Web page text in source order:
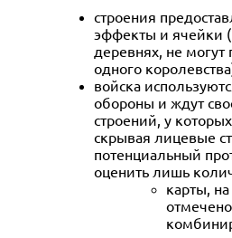
строения
эффекты и ячейки
деревнях, не могут
одного
войска
обороны и ждут
строений, у
скрывая лицевые
потенциальный
оценить лишь
карты,